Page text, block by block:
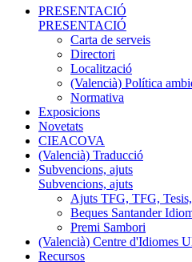
PRESENTACIÓ
PRESENTACIÓ
Carta de serveis
Directori
Localització
(Valencià) Política
Normativa
Exposicions
Novetats
CIEACOVA
(Valencià) Traducció
Subvencions, ajuts
Subvencions, ajuts
Ajuts TFG, TFG,
Beques Santander
Premi Sambori
(Valencià) Centre d'Idiomes
Recursos